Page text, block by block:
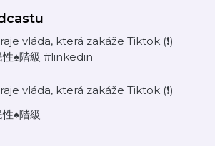
vláda, která zakáže Tiktok (❗️)
性♠️階級 #linkedin
vláda, která zakáže Tiktok (❗️)
♠️階級